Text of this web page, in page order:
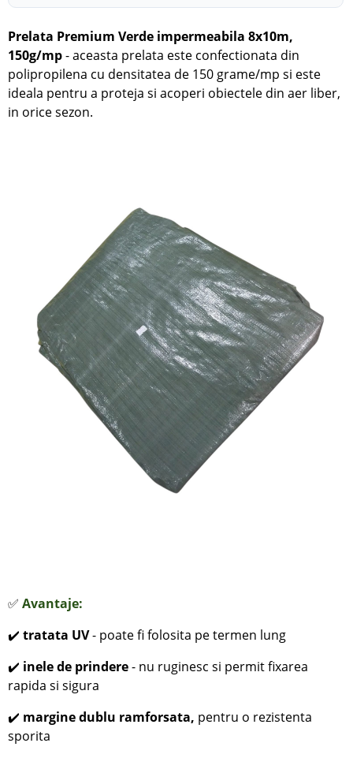
Prelata Premium Verde impermeabila 8x10m,
150g/mp- aceasta prelata este confectionata din
polipropilena cu densitatea de 150 grame/mp si este
ideala pentru a proteja si acoperi obiectele din aer liber,
in orice sezon.
✅ Avantaje:
✔️ tratata UV- poate fi folosita pe termen lung
✔️ inele de prindere- nu ruginesc si permit fixarea
rapida si sigura
✔️ margine dublu ramforsata, pentru o rezistenta
sporita